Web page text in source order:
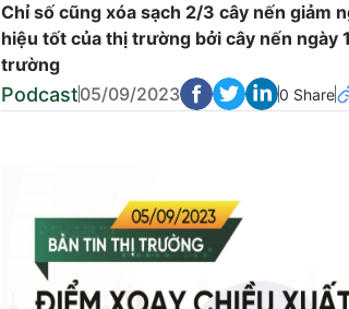
Chỉ số cũng xóa sạch 2/3 cây nến giảm
hiệu tốt của thị trường bởi cây nến
trường
Podcast05/09/2023 0 Share